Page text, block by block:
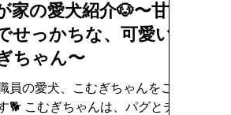
家の愛犬紹介🐶〜甘え
せっかちな、可愛い
ちゃん〜
員の愛犬、こむぎちゃんをご紹
、パグとチ